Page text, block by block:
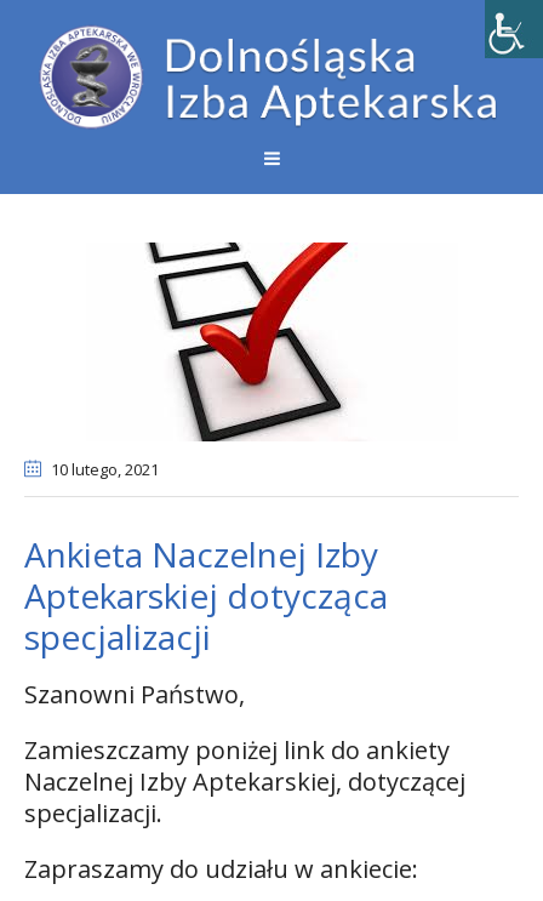
10 lutego, 2021
Ankieta Naczelnej Izby
Aptekarskiej dotycząca
specjalizacji
Szanowni Państwo,
Zamieszczamy poniżej link do ankiety
Naczelnej Izby Aptekarskiej, dotyczącej
specjalizacji.
Zapraszamy do udziału w ankiecie: